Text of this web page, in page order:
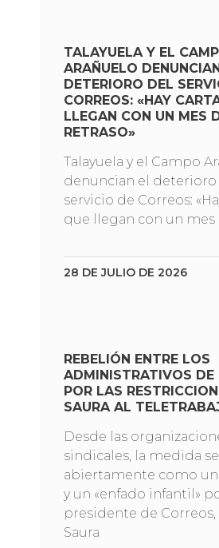
TALAYUELA Y EL
ARAÑUELO
DETERIORO DEL
CORREOS: «HAY
LLEGAN CON UN MES
RETRASO»
Talayuela y el Campo
denuncian el deterioro
servicio de Correos:
que llegan con un mes
28 DE JULIO DE 2026
REBELIÓN ENTRE LOS
ADMINISTRATIVOS DE
POR LAS
SAURA AL
Desde las
sindicales, la medida
abiertamente como
y un «enfado infantil»
presidente de
Saura